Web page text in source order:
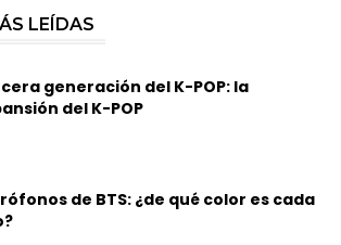
LEÍDAS
generación del K-POP: la
del K-POP
de BTS: ¿de qué color es cada